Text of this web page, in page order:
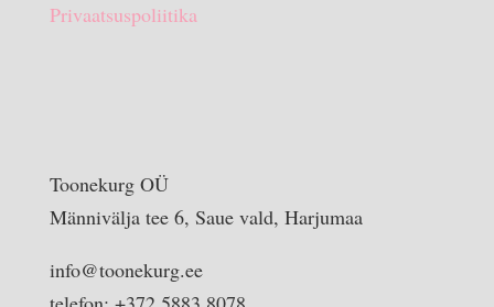
Privaatsuspoliitika
Toonekurg OÜ
Männivälja tee 6, Saue vald, Harjumaa
info@toonekurg.ee